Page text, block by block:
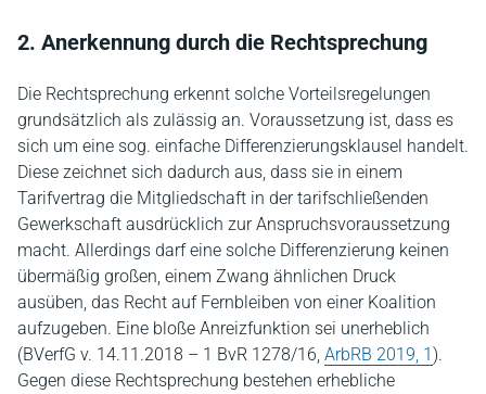
2. Anerkennung durch die Rechtsprechung
Die Rechtsprechung erkennt solche Vorteilsregelungen
grundsätzlich als zulässig an. Voraussetzung ist, dass es
sich um eine sog. einfache Differenzierungsklausel handelt.
Diese zeichnet sich dadurch aus, dass sie in einem
Tarifvertrag die Mitgliedschaft in der tarifschließenden
Gewerkschaft ausdrücklich zur Anspruchsvoraussetzung
macht. Allerdings darf eine solche Differenzierung keinen
übermäßig großen, einem Zwang ähnlichen Druck
ausüben, das Recht auf Fernbleiben von einer Koalition
aufzugeben. Eine bloße Anreizfunktion sei unerheblich
(BVerfG v. 14.11.2018 – 1 BvR 1278/16, ArbRB 2019, 1).
Gegen diese Rechtsprechung bestehen erhebliche